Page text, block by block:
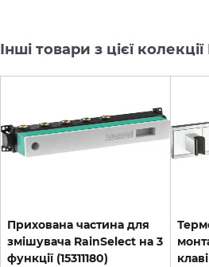
Інші товари з цієї
Прихована частина для
змішувача RainSelect на 3
функції (15311180)